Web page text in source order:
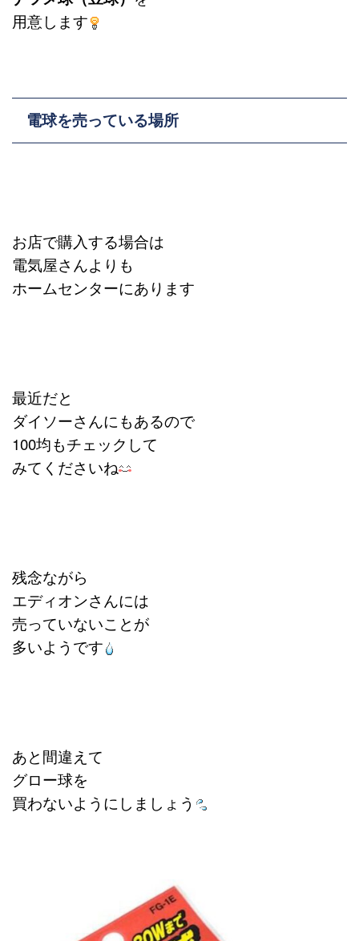
用意します
電球を売っている場所
お店で購入する場合は
電気屋さんよりも
ホームセンターにあります
最近だと
ダイソーさんにもあるので
100均もチェックして
みてくださいね
残念ながら
エディオンさんには
売っていないことが
多いようです
あと間違えて
グロー球を
買わないようにしましょう